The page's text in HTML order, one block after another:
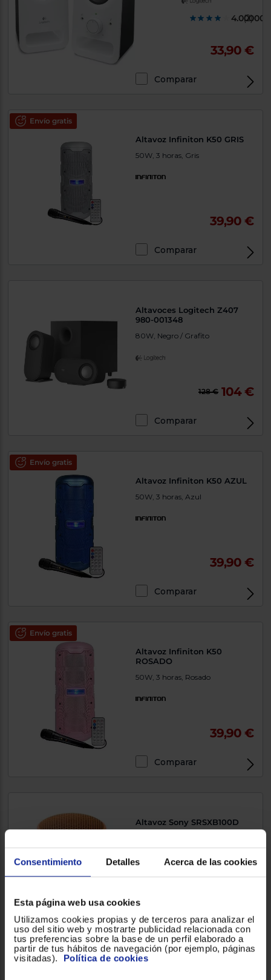
Consentimiento Detalles Acerca de las cookies
Esta página web usa cookies
Utilizamos cookies propias y de terceros para analizar el
uso del sitio web y mostrarte publicidad relacionada con
tus preferencias sobre la base de un perfil elaborado a
partir de tus hábitos de navegación (por ejemplo, páginas
visitadas). Política de cookies
(2)
33,90 €
Comparar
Envío gratis
Altavoz Infiniton K50 GRIS
50W, 3 horas, Gris
39,90 €
Comparar
Altavoces Logitech Z407
980-001348
80W, Negro / Grafito
128 € 104 €
Comparar
Envío gratis
Altavoz Infiniton K50 AZUL
50W, 3 horas, Azul
39,90 €
Comparar
Envío gratis
Altavoz Infiniton K50
ROSADO
50W, 3 horas, Rosado
39,90 €
Comparar
Altavoz Sony SRSXB100D
(65)
Comparar